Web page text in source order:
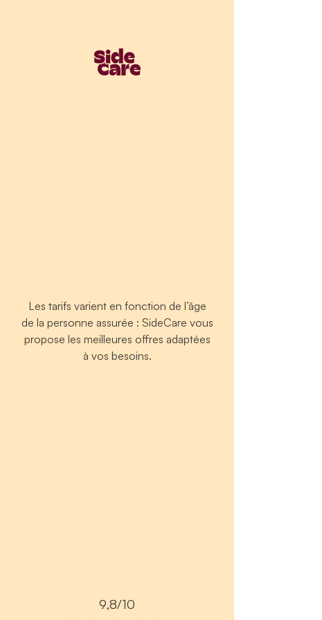
Les tarifs varient en fonction de l’âge
de la personne assurée : SideCare vous
propose les meilleures offres adaptées
à vos besoins.
9,8/10